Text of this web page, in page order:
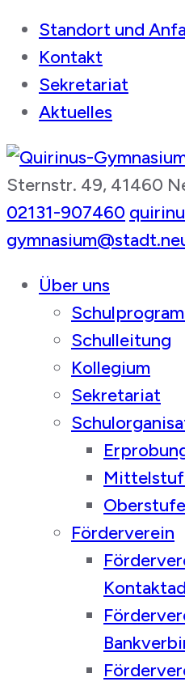
Standort und
Kontakt
Sekretariat
Aktuelles
Quirinus-Gymnasium
Sternstr. 49, 41460
02131-907460
Über uns
Schulleitung
Kollegium
Sekretariat
Oberstufe
Förderverein